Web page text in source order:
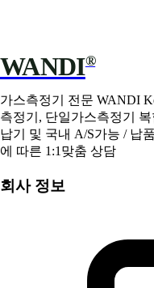
WANDI®
가스측정기 전문 WANDI
측정기, 단일가스측정기
납기 및 국내 A/S가능 / 납
에 따른 1:1맞춤 상담
회사 정보